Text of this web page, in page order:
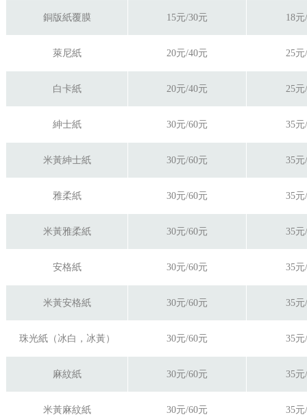
銅版紙覆膜 15元/30元 18
萊尼紙 20元/40元 25
白卡紙 20元/40元 25
紳士紙 30元/60元 35元
米黃紳士紙 30元/60元 35元
雅柔紙 30元/60元 35元
米黃雅柔紙 30元/60元 35元
安格紙 30元/60元 35元
米黃安格紙 30元/60元 35元
珠光紙（冰白，冰黃） 30元/60元 35元
麻紋紙 30元/60元 35元
米黃麻紋紙 30元/60元 35元